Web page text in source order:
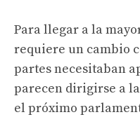
Para llegar a la
requiere un cambio
partes necesitaban
parecen dirigirse a
el próximo